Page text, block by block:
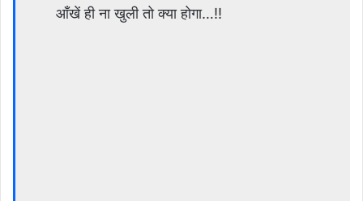
आँखें ही ना खुली तो क्या होगा…!!